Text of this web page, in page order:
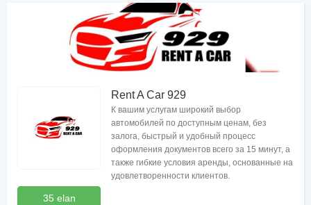
35 elan
Rent A Car 929
К вашим услугам широкий выбор
автомобилей по доступным ценам, без
залога, быстрый и удобный процесс
оформления документов всего за 15 минут, а
также гибкие условия аренды, основанные на
удовлетворенности клиентов.